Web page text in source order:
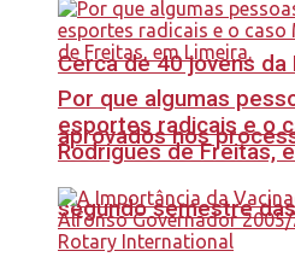
Cerca de 40 jovens da
aprovados nos
segundo semestre
Por que algumas
esportes radicais e o
Rodrigues de Freitas,